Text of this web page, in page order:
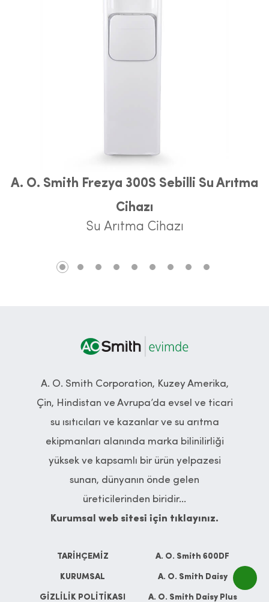
A. O. Smith Frezya 300S Sebilli Su Arıtma
Cihazı
Su Arıtma Cihazı
A. O. Smith Corporation, Kuzey Amerika,
Çin, Hindistan ve Avrupa’da evsel ve ticari
su ısıtıcıları ve kazanlar ve su arıtma
ekipmanları alanında marka bilinilirliği
yüksek ve kapsamlı bir ürün yelpazesi
sunan, dünyanın önde gelen
üreticilerinden biridir...
Kurumsal web sitesi için tıklayınız.
TARİHÇEMİZ
KURUMSAL
GİZLİLİK POLİTİKASI
A. O. Smith 600DF
A. O. Smith Daisy
A. O. Smith Daisy Plus